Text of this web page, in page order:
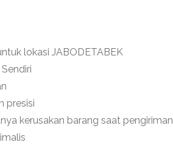
lokasi JABODETABEK
presisi
kerusakan barang saat pengiriman